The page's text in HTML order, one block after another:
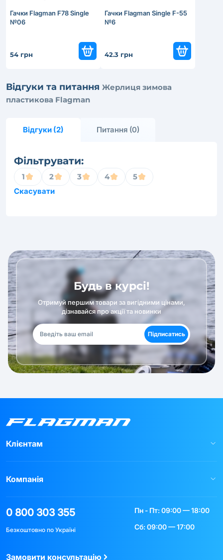
Гачки Flagman F78 Single
№06
54 грн
Гачки Flagman Single F-55
№6
42.3 грн
Відгуки та питання Жерлиця зимова
пластикова Flagman
Відгуки (2) Питання (0)
Фільтрувати:
1 2 3 4
5
Скасувати
Будь в курсі!
Отримуй першим товари за вигідними цінами,
дізнавайся про акції та новинки
Підписатись
Клієнтам
Компанія
0 800 303 355
Безкоштовно по Україні
Пн - Пт: 09:00 — 18:00
Сб: 09:00 — 17:00
Замовити консультацію